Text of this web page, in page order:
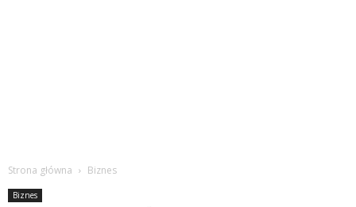
Strona główna Biznes
Biznes